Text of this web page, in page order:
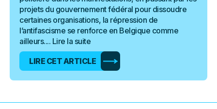
projets du gouvernement fédéral pour dissoudre
certaines organisations, la répression de
l’antifascisme se renforce en Belgique comme
ailleurs.... Lire la suite
LIRE CET ARTICLE